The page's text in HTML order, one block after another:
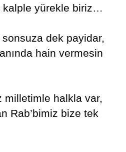
kalple yürekle biriz…
dek payidar,
hain vermesin
milletimle halkla var,
Rab’bimiz bize tek